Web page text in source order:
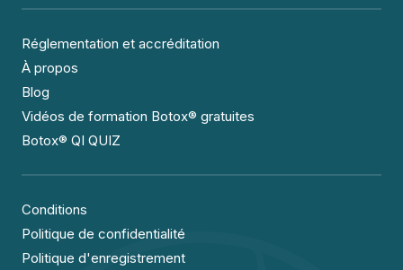
Réglementation et accréditation
À propos
Blog
Vidéos de formation Botox® gratuites
Botox® QI QUIZ
Conditions
Politique de confidentialité
Politique d'enregistrement